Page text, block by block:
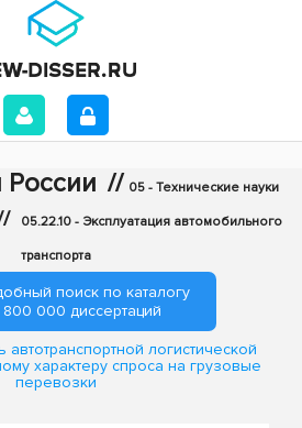
России // 05 - Технические науки
05.22.10 - Эксплуатация автомобильного
транспорта
поиск по каталогу
000 диссертаций
логистической
характеру спроса на грузовые
перевозки